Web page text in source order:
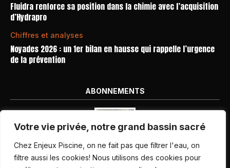
Votre vie privée, notre grand bassin sacré
Chez Enjeux Piscine, on ne fait pas que filtrer l'eau, on
filtre aussi les cookies! Nous utilisons des cookies pour
Fluidra renforce sa position dans la chimie avec l’acquisition
d’Hydrapro
Chiffres et analyses
Noyades 2026 : un 1er bilan en hausse qui rappelle l’urgence
de la prévention
ABONNEMENTS